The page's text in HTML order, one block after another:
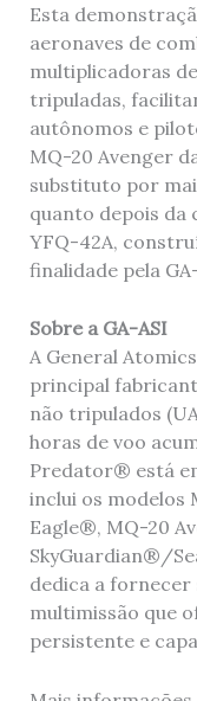
Esta
aeronaves de
multiplicadoras
tripuladas,
autônomos e
MQ-20 Avenger
substituto por
quanto depois da
YFQ-42A,
finalidade pela
Sobre a GA-ASI
A General
principal
não tripulados
horas de voo
Predator® está
inclui os modelos
Eagle®, MQ-20
SkyGuardian®/
dedica a fornecer
multimissão que
persistente e